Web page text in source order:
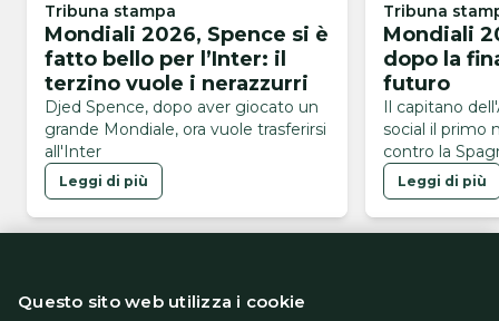
Tribuna stampa
Mondiali 2026, Spence si è
fatto bello per l’Inter: il
terzino vuole i nerazzurri
Djed Spence, dopo aver giocato un
grande Mondiale, ora vuole trasferirsi
all'Inter
Leggi di più
Tribuna
Mondiali
dopo la
futuro
Il capitano
social il primo
contro la
Mondiali 2026
Leggi di più
Questo sito web utilizza i cookie